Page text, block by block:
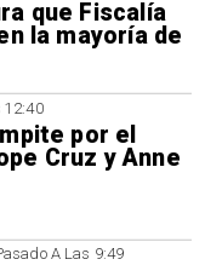
que Fiscalía
la mayoría de
12:40
por el
Cruz y Anne
A Las 9:49